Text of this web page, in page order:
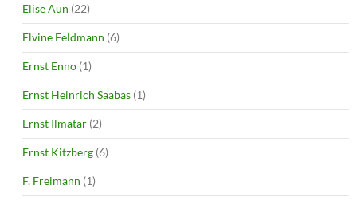
Elise Aun (22)
Elvine Feldmann (6)
Ernst Enno (1)
Ernst Heinrich Saabas (1)
Ernst Ilmatar (2)
Ernst Kitzberg (6)
F. Freimann (1)